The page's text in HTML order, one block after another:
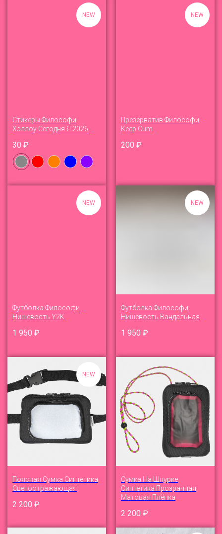
NEW
Стикеры Философи
Хэллоу Сегодня Я 2026
30 ₽
NEW
Презерватив Философи
Keep Cum
200 ₽
NEW
Футболка Философи
Нишевость Y2K
1 950 ₽
NEW
Футболка Философи
Нишевость Вандальная
1 950 ₽
NEW
Поясная Cумка Синтетика
Светоотражающая
2 200 ₽
Cумка На Шнурке
Синтетика Прозрачная
Матовая Плёнка
2 200 ₽